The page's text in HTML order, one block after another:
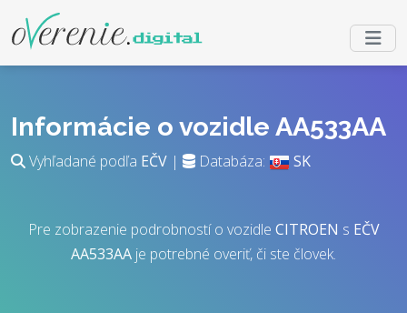
Informácie o vozidle AA533AA
Vyhľadané podľa EČV | Databáza: SK
Pre zobrazenie podrobností o vozidle CITROEN s EČV
AA533AA je potrebné overiť, či ste človek.